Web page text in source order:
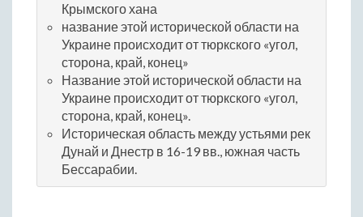
Крымского хана
название этой исторической области на
Украине происходит от тюркского «угол,
сторона, край, конец»
Название этой исторической области на
Украине происходит от тюркского «угол,
сторона, край, конец».
Историческая область между устьями рек
Дунай и Днестр в 16-19 вв., южная часть
Бессарабии.